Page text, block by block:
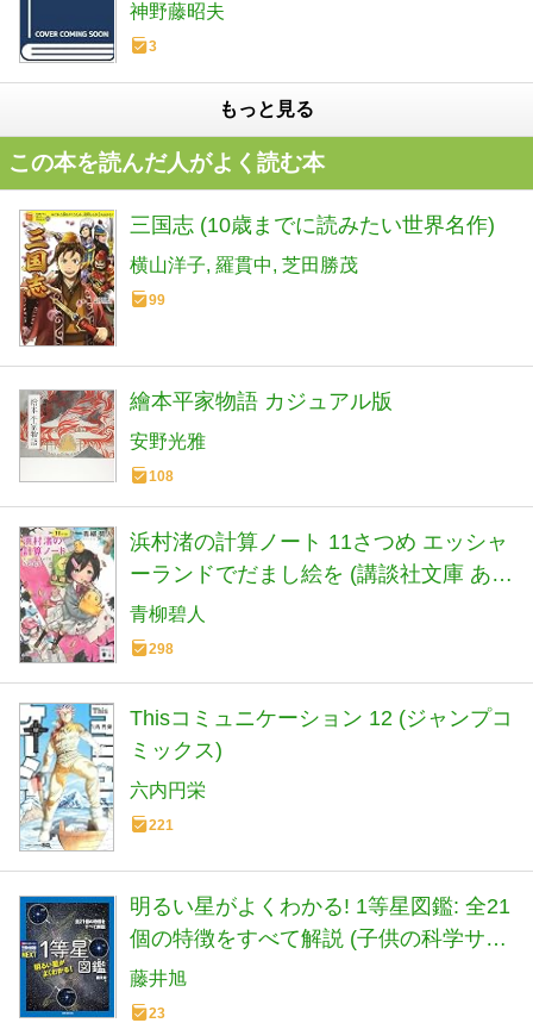
神野藤昭夫
3
もっと見る
この本を読んだ人がよく読む本
三国志 (10歳までに読みたい世界名作)
横山洋子 羅貫中 芝田勝茂
99
繪本平家物語 カジュアル版
安野光雅
108
浜村渚の計算ノート 11さつめ エッシャ
ーランドでだまし絵を (講談社文庫 あ
118-18)
青柳碧人
298
Thisコミュニケーション 12 (ジャンプコ
ミックス)
六内円栄
221
明るい星がよくわかる! 1等星図鑑: 全21
個の特徴をすべて解説 (子供の科学サイ
エンスブックスNEXT)
藤井旭
23